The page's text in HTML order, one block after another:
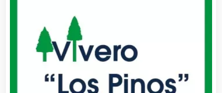
Cafeterías